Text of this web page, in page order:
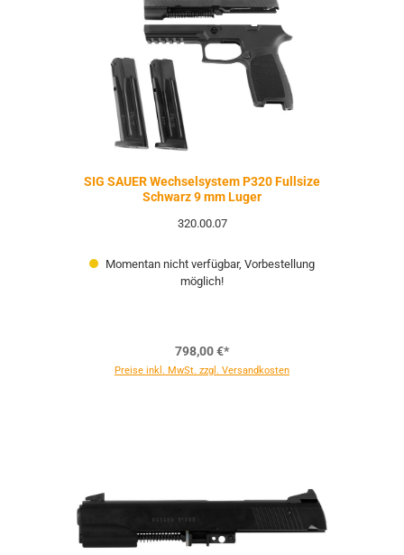
SIG SAUER Wechselsystem P320 Fullsize
Schwarz 9 mm Luger
320.00.07
Momentan nicht verfügbar, Vorbestellung
möglich!
798,00 €*
Preise inkl. MwSt. zzgl. Versandkosten